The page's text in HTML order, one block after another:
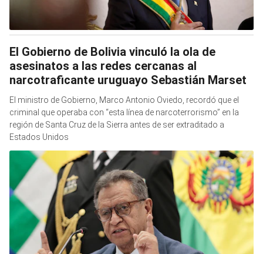
El Gobierno de Bolivia vinculó la ola de
asesinatos a las redes cercanas al
narcotraficante uruguayo Sebastián Marset
El ministro de Gobierno, Marco Antonio Oviedo, recordó que el
criminal que operaba con “esta línea de narcoterrorismo” en la
región de Santa Cruz de la Sierra antes de ser extraditado a
Estados Unidos